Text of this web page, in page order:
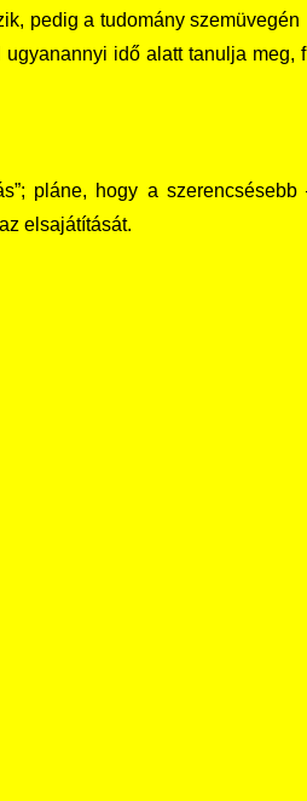
pedig a tudomány
idő alatt tanulja
pláne, hogy a
elsajátítását.